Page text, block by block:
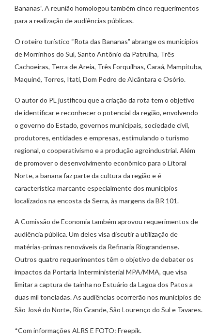
Bananas”. A reunião homologou também cinco requerimentos
para a realização de audiências públicas.
O roteiro turístico “Rota das Bananas” abrange os municípios
de Morrinhos do Sul, Santo Antônio da Patrulha, Três
Cachoeiras, Terra de Areia, Três Forquilhas, Caraá, Mampituba,
Maquiné, Torres, Itati, Dom Pedro de Alcântara e Osório.
O autor do PL justificou que a criação da rota tem o objetivo
de identificar e reconhecer o potencial da região, envolvendo
o governo do Estado, governos municipais, sociedade civil,
produtores, entidades e empresas, estimulando o turismo
regional, o cooperativismo e a produção agroindustrial. Além
de promover o desenvolvimento econômico para o Litoral
Norte, a banana faz parte da cultura da região e é
característica marcante especialmente dos municípios
localizados na encosta da Serra, às margens da BR 101.
A Comissão de Economia também aprovou requerimentos de
audiência pública. Um deles visa discutir a utilização de
matérias-primas renováveis da Refinaria Riograndense.
Outros quatro requerimentos têm o objetivo de debater os
impactos da Portaria Interministerial MPA/MMA, que visa
limitar a captura de tainha no Estuário da Lagoa dos Patos a
duas mil toneladas. As audiências ocorrerão nos municípios de
São José do Norte, Rio Grande, São Lourenço do Sul e Tavares.
*Com informações ALRS E FOTO: Freepik.